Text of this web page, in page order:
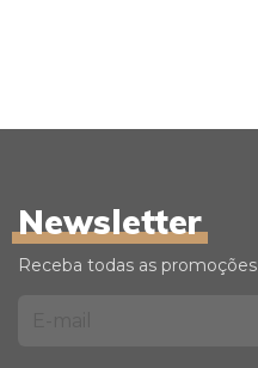
Newsletter
Receba todas as promoções